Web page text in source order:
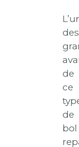
des
de
ce
de
bol